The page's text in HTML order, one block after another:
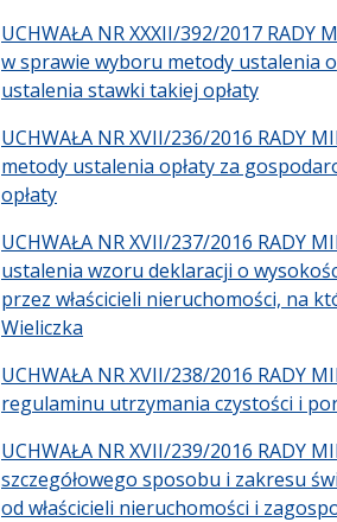
UCHWAŁA NR XXXII/392/2017 RADY
w sprawie wyboru metody ustalenia
ustalenia stawki takiej opłaty
UCHWAŁA NR XVII/236/2016 RADY
metody ustalenia opłaty za
opłaty
UCHWAŁA NR XVII/237/2016 RADY
ustalenia wzoru deklaracji o
przez właścicieli nieruchomości, na
Wieliczka
UCHWAŁA NR XVII/238/2016 RADY
regulaminu utrzymania czystości i
UCHWAŁA NR XVII/239/2016 RADY
szczegółowego sposobu i zakresu
od właścicieli nieruchomości i